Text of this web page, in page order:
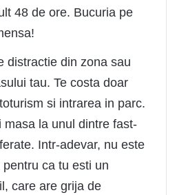
48 de ore. Bucuria pe
distractie din zona sau
tau. Te costa doar
si intrarea in parc.
masa la unul dintre fast-
Intr-adevar, nu este
ca tu esti un
care are grija de